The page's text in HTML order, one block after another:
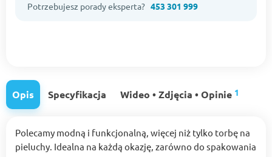
Potrzebujesz porady eksperta? 453 301 999
Opis Specyfikacja Wideo • Zdjęcia • Opinie 1
Polecamy modną i funkcjonalną, więcej niż tylko torbę na
pieluchy. Idealna na każdą okazję, zarówno do spakowania